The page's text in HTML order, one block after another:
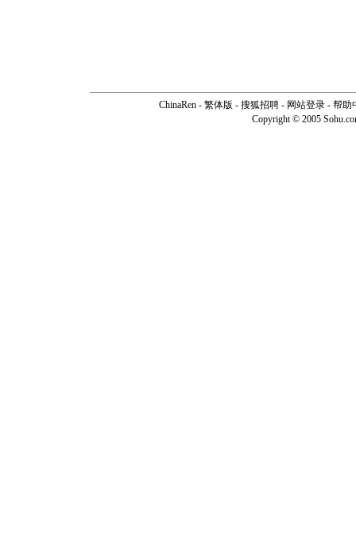
ChinaRen - 繁体版 - 搜狐招聘 - 网站登录 - 帮助
Copyright © 2005